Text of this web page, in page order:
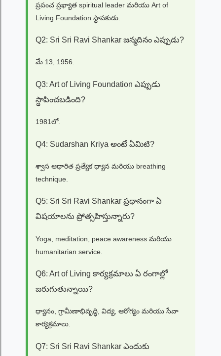
ప్రపంచ ప్రఖ్యాత spiritual leader మరియు Art of
Living Foundation స్థాపకుడు.
Q2: Sri Sri Ravi Shankar జన్మదినం ఎప్పుడు?
మే 13, 1956.
Q3: Art of Living Foundation ఎప్పుడు
స్థాపించబడింది?
1981లో.
Q4: Sudarshan Kriya అంటే ఏమిటి?
శ్వాస ఆధారిత ప్రత్యేక ధ్యాన మరియు breathing
technique.
Q5: Sri Sri Ravi Shankar ప్రధానంగా ఏ
విషయాలను ప్రోత్సహిస్తున్నారు?
Yoga, meditation, peace awareness మరియు
humanitarian service.
Q6: Art of Living కార్యక్రమాలు ఏ రంగాల్లో
జరుగుతున్నాయి?
ధ్యానం, గ్రామీణాభివృద్ధి, విద్య, ఆరోగ్యం మరియు సేవా
కార్యక్రమాలు.
Q7: Sri Sri Ravi Shankar ఎందుకు